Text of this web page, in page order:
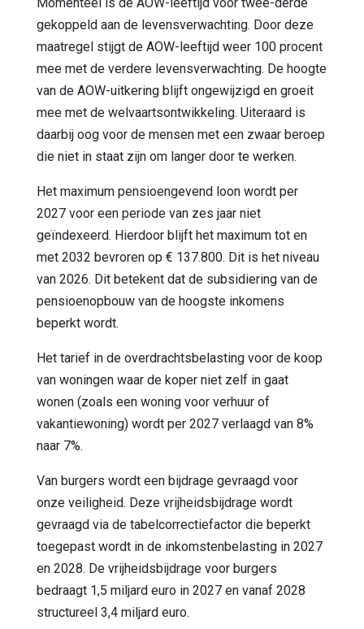
gekoppeld aan de levensverwachting. Door deze
maatregel stijgt de AOW-leeftijd weer 100 procent
mee met de verdere levensverwachting. De hoogte
van de AOW-uitkering blijft ongewijzigd en groeit
mee met de welvaartsontwikkeling. Uiteraard is
daarbij oog voor de mensen met een zwaar beroep
die niet in staat zijn om langer door te werken.
Het maximum pensioengevend loon wordt per
2027 voor een periode van zes jaar niet
geïndexeerd. Hierdoor blijft het maximum tot en
met 2032 bevroren op € 137.800. Dit is het niveau
van 2026. Dit betekent dat de subsidiering van de
pensioenopbouw van de hoogste inkomens
beperkt wordt.
Het tarief in de overdrachtsbelasting voor de koop
van woningen waar de koper niet zelf in gaat
wonen (zoals een woning voor verhuur of
vakantiewoning) wordt per 2027 verlaagd van 8%
naar 7%.
Van burgers wordt een bijdrage gevraagd voor
onze veiligheid. Deze vrijheidsbijdrage wordt
gevraagd via de tabelcorrectiefactor die beperkt
toegepast wordt in de inkomstenbelasting in 2027
en 2028. De vrijheidsbijdrage voor burgers
bedraagt 1,5 miljard euro in 2027 en vanaf 2028
structureel 3,4 miljard euro.